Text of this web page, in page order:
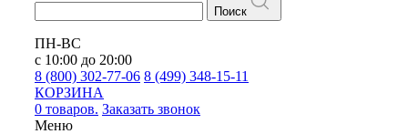
Поиск
ПН-ВС
с 10:00 до 20:00
8 (800) 302-77-06 8 (499) 348-15-11
КОРЗИНА
0 товаров. Заказать звонок
Меню